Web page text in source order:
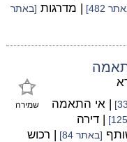
482] | מדרגות [באתר
שמירה | אי התאמה
| דירה
[באתר 84]
| רכוש